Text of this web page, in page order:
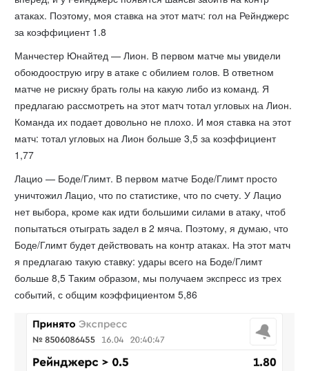
атаках. Поэтому, моя ставка на этот матч: гол на Рейнджерс
за коэффициент 1.8
Манчестер Юнайтед — Лион. В первом матче мы увидели
обоюдоострую игру в атаке с обилием голов. В ответном
матче не рискну брать голы на какую либо из команд. Я
предлагаю рассмотреть на этот матч тотал угловых на Лион.
Команда их подает довольно не плохо. И моя ставка на этот
матч: тотал угловых на Лион больше 3,5 за коэффициент
1,77
Лацио — Боде/Глимт. В первом матче Боде/Глимт просто
уничтожил Лацио, что по статистике, что по счету. У Лацио
нет выбора, кроме как идти большими силами в атаку, чтоб
попытаться отыграть задел в 2 мяча. Поэтому, я думаю, что
Боде/Глимт будет действовать на контр атаках. На этот матч
я предлагаю такую ставку: удары всего на Боде/Глимт
больше 8,5 Таким образом, мы получаем экспресс из трех
событий, с общим коэффициентом 5,86